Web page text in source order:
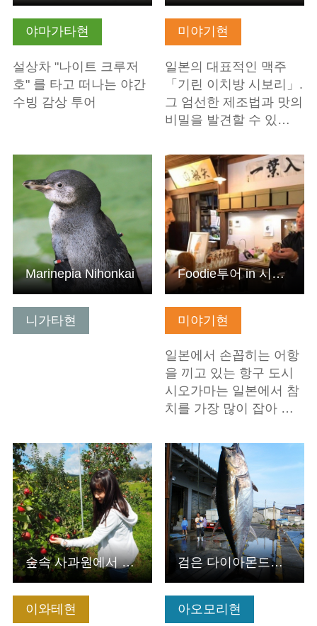
야마가타현
설상차 "나이트 크루저
호" 를 타고 떠나는 야간
수빙 감상 투어
미야기현
일본의 대표적인 맥주
「기린 이치방 시보리」.
그 엄선한 제조법과 맛의
비밀을 발견할 수 있…
니가타현
기본정보 보기
Marinepia Nihonkai
미야기현
일본에서 손꼽히는 어항
을 끼고 있는 항구 도시
시오가마는 일본에서 참
치를 가장 많이 잡아 …
기본정보 보기
Foodie투어 in 시오가마
이와테현
기본정보 보기
숲속 사과원에서 즐기는 다양한 사과 체험
아오모리현
기본정보 보기
검은 다이아몬드를 노려라! 오마 참치 맨손잡이 체험